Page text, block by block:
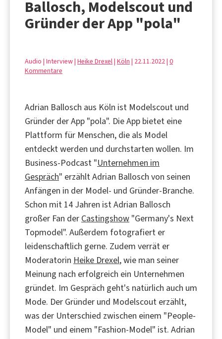
Ballosch, Modelscout und
Gründer der App "pola"
Audio | Interview | Heike Drexel| Köln | 22.11.2022 | 0
Kommentare
Adrian Ballosch aus Köln ist Modelscout und
Gründer der App "pola". Die App bietet eine
Plattform für Menschen, die als Model
entdeckt werden und durchstarten wollen. Im
Business-Podcast "Unternehmen im
Gespräch" erzählt Adrian Ballosch von seinen
Anfängen in der Model- und Gründer-Branche.
Schon mit 14 Jahren ist Adrian Ballosch
großer Fan der Castingshow "Germany's Next
Topmodel". Außerdem fotografiert er
leidenschaftlich gerne. Zudem verrät er
Moderatorin Heike Drexel, wie man seiner
Meinung nach erfolgreich ein Unternehmen
gründet. Im Gespräch geht's natürlich auch um
Mode. Der Gründer und Modelscout erzählt,
was der Unterschied zwischen einem "People-
Model" und einem "Fashion-Model" ist. Adrian